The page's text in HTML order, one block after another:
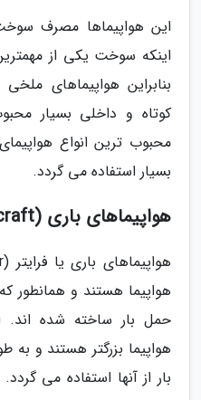
این هواپیماها مصرف
اینکه سوخت یکی از
بنابراین هواپیماهای
محبوب ترین انواع
بسیار استفاده می گردد.
هواپیماهای باری (Cargo Aircraft)
هواپیما هستند و همانطور
حمل بار ساخته شده اند.
هواپیما بزرگتر هستند و